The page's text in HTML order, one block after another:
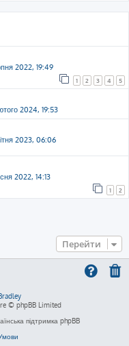
2022, 19:49
1 2 3 4 5
2024, 19:53
2023, 06:06
2022, 14:13
1 2
Перейти
© phpBB Limited
підтримка phpBB